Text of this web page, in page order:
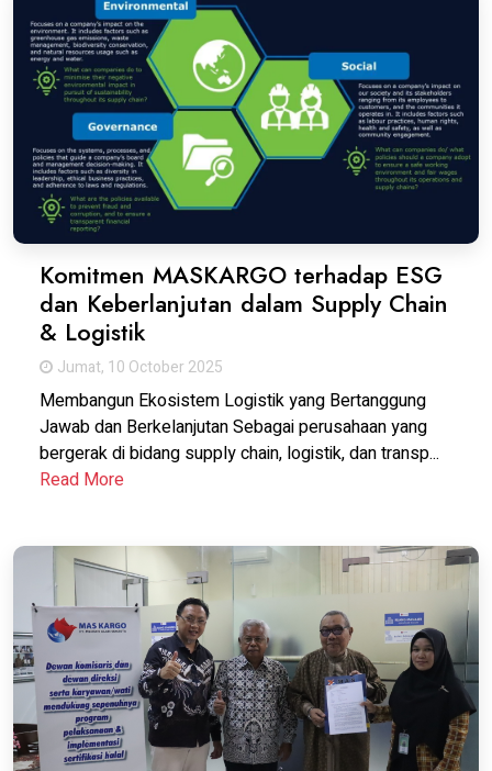
Komitmen MASKARGO terhadap ESG
dan Keberlanjutan dalam Supply Chain
& Logistik
Jumat, 10 October 2025
Membangun Ekosistem Logistik yang Bertanggung
Jawab dan Berkelanjutan Sebagai perusahaan yang
bergerak di bidang supply chain, logistik, dan transp...
Read More